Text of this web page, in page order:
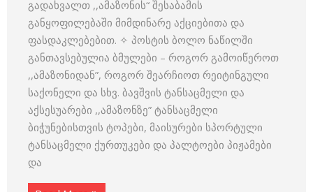
გადახვალთ ,,ამაზონის“ შესაბამის
განყოფილებაში მიმდინარე აქციებითა და
ფასდაკლებებით. ✧ პოსტის ბოლო ნაწილში
განთავსებულია ბმულები – როგორ გამოიწეროთ
,,ამაზონიდან”, როგორ შეარჩიოთ რეიტინგული
საქონელი და სხვ. ბავშვის ტანსაცმელი და
აქსესუარები ,,ამაზონზე” ტანსაცმელი
ბიჭუნებისთვის ტოპები, მაისურები სპორტული
ტანსაცმელი ქურთუკები და პალტოები პიჟამები
და